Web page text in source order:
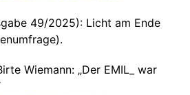
49/2025): Licht am Ende
Wiemann: „Der EMIL_ war